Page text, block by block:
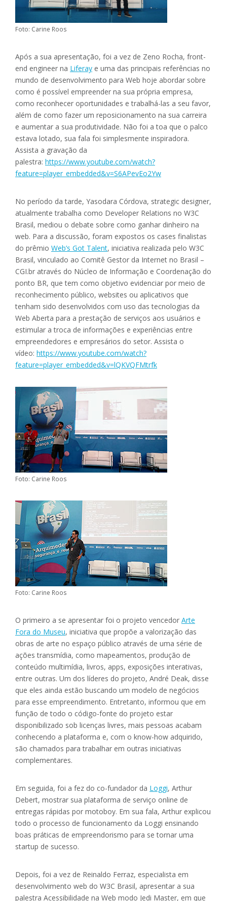
Foto: Carine Roos
Após a sua apresentação, foi a vez de Zeno Rocha, front-
end engineer na Liferay e uma das principais referências no
mundo de desenvolvimento para Web hoje abordar sobre
como é possível empreender na sua própria empresa,
como reconhecer oportunidades e trabalhá-las a seu favor,
além de como fazer um reposicionamento na sua carreira
e aumentar a sua produtividade. Não foi a toa que o palco
estava lotado, sua fala foi simplesmente inspiradora.
Assista a gravação da
palestra: https://www.youtube.com/watch?
feature=player_embedded&v=S6APevEo2Yw
No período da tarde, Yasodara Córdova, strategic designer,
atualmente trabalha como Developer Relations no W3C
Brasil, mediou o debate sobre como ganhar dinheiro na
web. Para a discussão, foram expostos os cases finalistas
do prêmio Web’s Got Talent, iniciativa realizada pelo W3C
Brasil, vinculado ao Comitê Gestor da Internet no Brasil –
CGI.br através do Núcleo de Informação e Coordenação do
ponto BR, que tem como objetivo evidenciar por meio de
reconhecimento público, websites ou aplicativos que
tenham sido desenvolvidos com uso das tecnologias da
Web Aberta para a prestação de serviços aos usuários e
estimular a troca de informações e experiências entre
empreendedores e empresários do setor. Assista o
vídeo: https://www.youtube.com/watch?
feature=player_embedded&v=lQKVQFMtrfk
Foto: Carine Roos
Foto: Carine Roos
O primeiro a se apresentar foi o projeto vencedor Arte
Fora do Museu, iniciativa que propõe a valorização das
obras de arte no espaço público através de uma série de
ações transmídia, como mapeamentos, produção de
conteúdo multimídia, livros, apps, exposições interativas,
entre outras. Um dos líderes do projeto, André Deak, disse
que eles ainda estão buscando um modelo de negócios
para esse empreendimento. Entretanto, informou que em
função de todo o código-fonte do projeto estar
disponibilizado sob licenças livres, mais pessoas acabam
conhecendo a plataforma e, com o know-how adquirido,
são chamados para trabalhar em outras iniciativas
complementares.
Em seguida, foi a fez do co-fundador da Loggi, Arthur
Debert, mostrar sua plataforma de serviço online de
entregas rápidas por motoboy. Em sua fala, Arthur explicou
todo o processo de funcionamento da Loggi ensinando
boas práticas de empreendorismo para se tornar uma
startup de sucesso.
Depois, foi a vez de Reinaldo Ferraz, especialista em
desenvolvimento web do W3C Brasil, apresentar a sua
palestra Acessibilidade na Web modo Jedi Master, em que